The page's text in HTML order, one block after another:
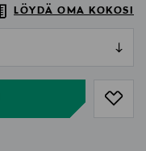
LÖYDÄ OMA KOKOSI